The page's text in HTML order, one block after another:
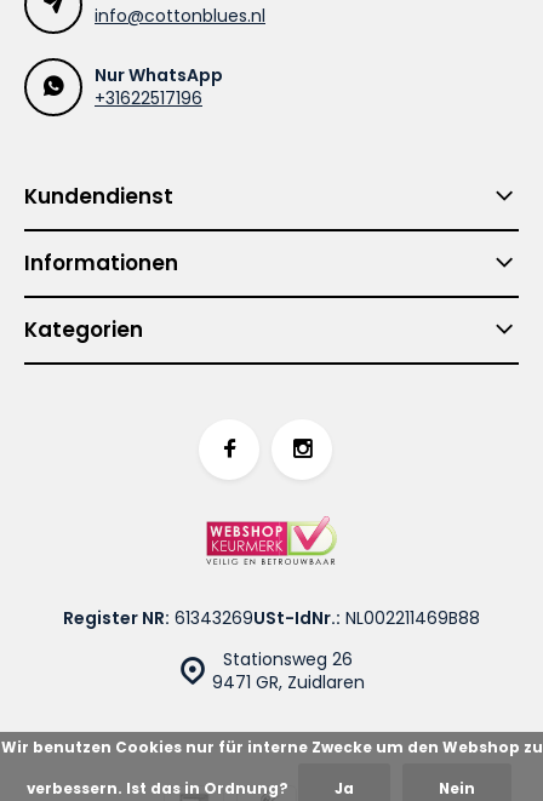
info@cottonblues.nl
Nur WhatsApp
+31622517196
Kundendienst
Informationen
Kategorien
Stationsweg 26
9471 GR, Zuidlaren
Register NR: 61343269USt-IdNr.: NL002211469B88
Wir benutzen Cookies nur für interne Zwecke um den Webshop zu
verbessern. Ist das in Ordnung? Ja Nein